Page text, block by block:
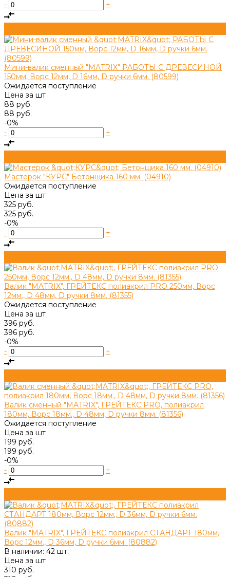
- +
Мини-валик сменный "MATRIX" РАБОТЫ С ДРЕВЕСИНОЙ
150мм, Ворс 12мм, D 16мм, D ручки 6мм. (80599)
Ожидается поступление
Цена за шт
88 руб.
88 руб.
-0%
-
+
Мастерок "КУРС" Бетонщика 160 мм. (04910)
Ожидается поступление
Цена за шт
325 руб.
325 руб.
-0%
-
+
Валик "MATRIX", ГРЕЙТЕКС полиакрил PRO 250мм, Ворс
12мм., D 48мм, D ручки 8мм. (81355)
Ожидается поступление
Цена за шт
396 руб.
396 руб.
-0%
-
+
Валик сменный "MATRIX", ГРЕЙТЕКС PRO, полиакрил
180мм, Ворс 18мм., D 48мм, D ручки 8мм. (81356)
Ожидается поступление
Цена за шт
199 руб.
199 руб.
-0%
-
+
Валик "MATRIX", ГРЕЙТЕКС полиакрил СТАНДАРТ 180мм,
Ворс 12мм., D 36мм, D ручки 6мм. (80882)
В наличии: 42 шт.
Цена за шт
310 руб.